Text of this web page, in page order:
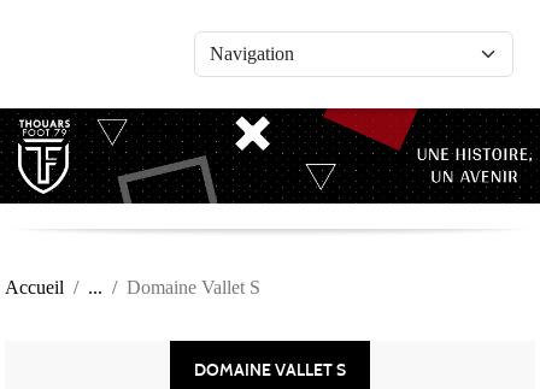
Accueil Domaine Vallet S
DOMAINE VALLET S